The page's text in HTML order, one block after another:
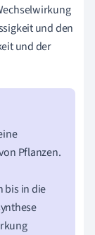
und den
und der
Pflanzen.
bis in die